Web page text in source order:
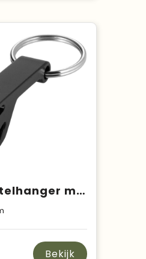
Tao sleutelhanger met fles- en blikopener
Bekijk